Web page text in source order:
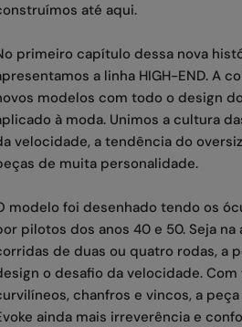
até aqui.
primeiro capítulo dessa nova
a linha HIGH-END. A
modelos com todo o design
à moda. Unimos a cultura
velocidade, a tendência do
de muita personalidade.
modelo foi desenhado tendo os
pilotos dos anos 40 e 50. Seja na
de duas ou quatro rodas, a
o desafio da velocidade. Com
chanfros e vincos, a peça
ainda mais irreverência e